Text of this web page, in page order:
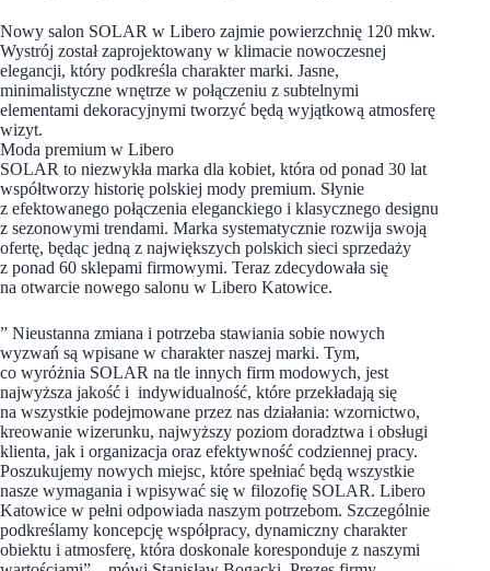
Nowy salon SOLAR w Libero zajmie powierzchnię 120 mkw.
Wystrój został zaprojektowany w klimacie nowoczesnej
elegancji, który podkreśla charakter marki. Jasne,
minimalistyczne wnętrze w połączeniu z subtelnymi
elementami dekoracyjnymi tworzyć będą wyjątkową atmosferę
wizyt.
Moda premium w Libero
SOLAR to niezwykła marka dla kobiet, która od ponad 30 lat
współtworzy historię polskiej mody premium. Słynie
z efektowanego połączenia eleganckiego i klasycznego designu
z sezonowymi trendami. Marka systematycznie rozwija swoją
ofertę, będąc jedną z największych polskich sieci sprzedaży
z ponad 60 sklepami firmowymi. Teraz zdecydowała się
na otwarcie nowego salonu w Libero Katowice.
” Nieustanna zmiana i potrzeba stawiania sobie nowych
wyzwań są wpisane w charakter naszej marki. Tym,
co wyróżnia SOLAR na tle innych firm modowych, jest
najwyższa jakość i indywidualność, które przekładają się
na wszystkie podejmowane przez nas działania: wzornictwo,
kreowanie wizerunku, najwyższy poziom doradztwa i obsługi
klienta, jak i organizacja oraz efektywność codziennej pracy.
Poszukujemy nowych miejsc, które spełniać będą wszystkie
nasze wymagania i wpisywać się w filozofię SOLAR. Libero
Katowice w pełni odpowiada naszym potrzebom. Szczególnie
podkreślamy koncepcję współpracy, dynamiczny charakter
obiektu i atmosferę, która doskonale koresponduje z naszymi